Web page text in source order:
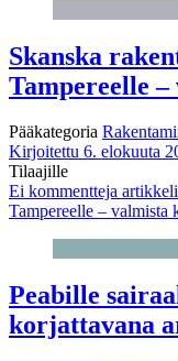
Skanska
Tampereelle
Pääkategoria
Kirjoitettu 6. elokuuta
Tilaajille
Ei kommentteja
Tampereelle – valmista
Peabille
korjattavana